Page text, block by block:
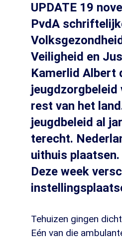
UPDATE 19
PvdA
Veiligheid en
Kamerlid Albert
jeugdzorgbeleid
rest van het
jeugdbeleid al
terecht.
uithuis plaatsen.
Deze week
Tehuizen gingen
Eén van die